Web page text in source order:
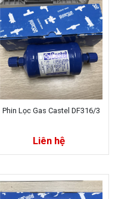
Phin Lọc Gas Castel DF316/3
Liên hệ